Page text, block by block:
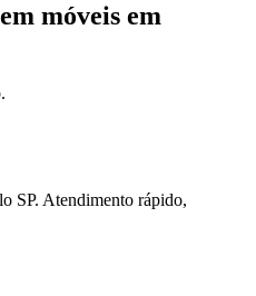
móveis em
SP. Atendimento rápido,